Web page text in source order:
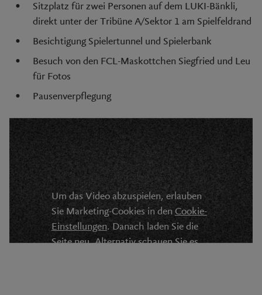
Sitzplatz für zwei Personen auf dem LUKI-Bänkli,
direkt unter der Tribüne A/Sektor 1 am Spielfeldrand
Besichtigung Spielertunnel und Spielerbank
Besuch von den FCL-Maskottchen Siegfried und Leu
für Fotos
Pausenverpflegung
Um das Video abzuspielen, erlauben
Sie Marketing-Cookies in den Cookie-
Einstellungen. Danach laden Sie die
Seite neu. Alternativ schauen Sie es